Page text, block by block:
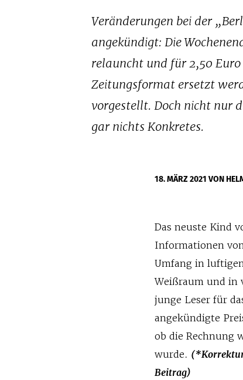
Veränderungen bei der
angekündigt: Die
relauncht und für 2,50
Zeitungsformat ersetzt
vorgestellt. Doch nicht nur
gar nichts Konkretes.
18. MÄRZ 2021VON
Das neuste Kind
Informationen
Umfang in
Weißraum und in
junge Leser für
angekündigte
ob die Rechnung
wurde. (*Korrektur
Beitrag)